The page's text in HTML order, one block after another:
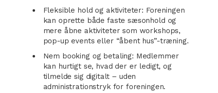
Fleksible hold og aktiviteter: Foreningen
kan oprette både faste sæsonhold og
mere åbne aktiviteter som workshops,
pop-up events eller “åbent hus”-træning.
Nem booking og betaling: Medlemmer
kan hurtigt se, hvad der er ledigt, og
tilmelde sig digitalt – uden
administrationstryk for foreningen.